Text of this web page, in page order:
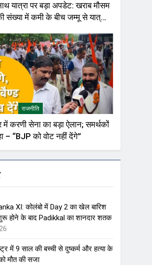
यात्रा पर बड़ा अपडेट: खराब मौसम
संख्या में कमी के बीच जम्मू से यात्रा
राजनीति
में करणी सेना का बड़ा ऐलान; समर्थकों
– “BJP को वोट नहीं देंगे”
XI: कोलंबो में Day 2 का खेल बारिश
होने के बाद Padikkal का शानदार शतक
में 9 साल की बच्ची से दुष्कर्म और हत्या के
मौत की सजा